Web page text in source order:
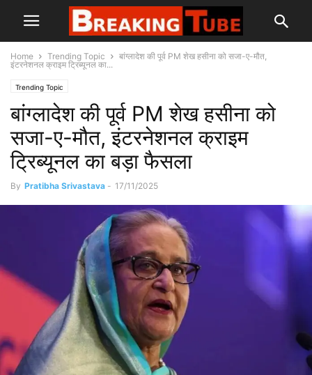
Home Trending Topic
बांग्लादेश की पूर्व PM शेख हसीना को सजा-ए-मौत,
इंटरनेशनल क्राइम ट्रिब्यूनल का...
Trending Topic
बांग्लादेश की पूर्व PM शेख हसीना को
सजा-ए-मौत, इंटरनेशनल क्राइम
ट्रिब्यूनल का बड़ा फैसला
By Pratibha Srivastava - 17/11/2025